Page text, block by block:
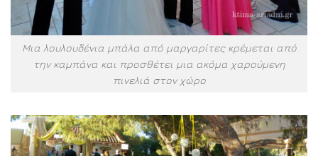
Μια λουλουδένια μπάλα από μαργαρίτες κρέμεται από
την καμπάνα και προσθέτει μια ακόμα χαρούμενη
πινελιά στον χώρο